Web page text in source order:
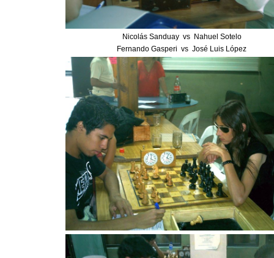
Nicolás Sanduay vs Nahuel Sotelo
Fernando Gasperi vs José Luis López